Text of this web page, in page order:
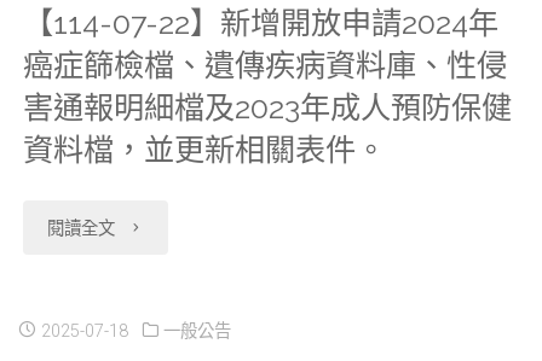
異
動。"
報
多
重
因
並
料
庫
（Health
Welfare
的
務"
年
8
日
配
因
應
中
健
保
【114-07-22】新增開放申請2024年
癌症篩檢檔、遺傳疾病資料庫、性侵
害通報明細檔及2023年成人預防保健
資料檔，並更新相關表件。
閱讀全文 "【114-
22】
2025-07-18 一般公告